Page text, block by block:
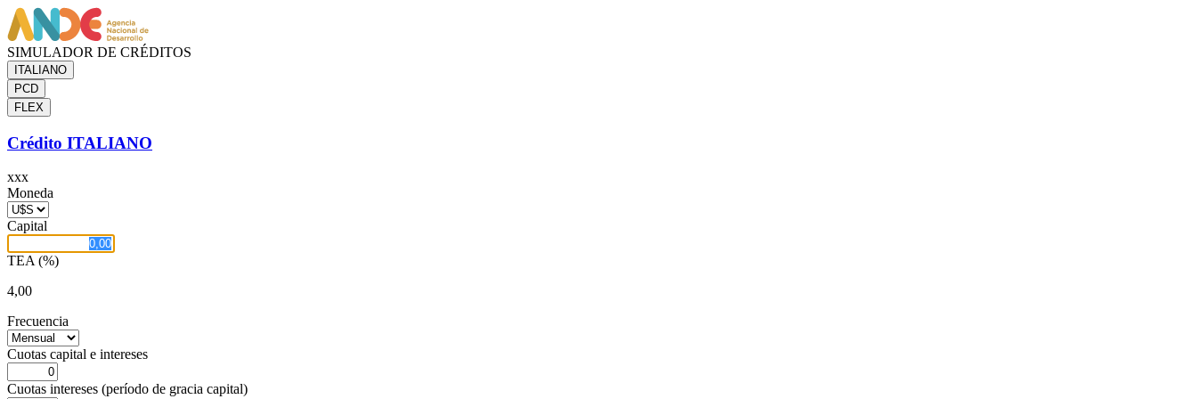
SIMULADOR DE CRÉDITOS
Crédito ITALIANO
xxx
Moneda
Capital
TEA (%)
4,00
Frecuencia
Cuotas capital e intereses
Cuotas intereses (período de gracia capital)